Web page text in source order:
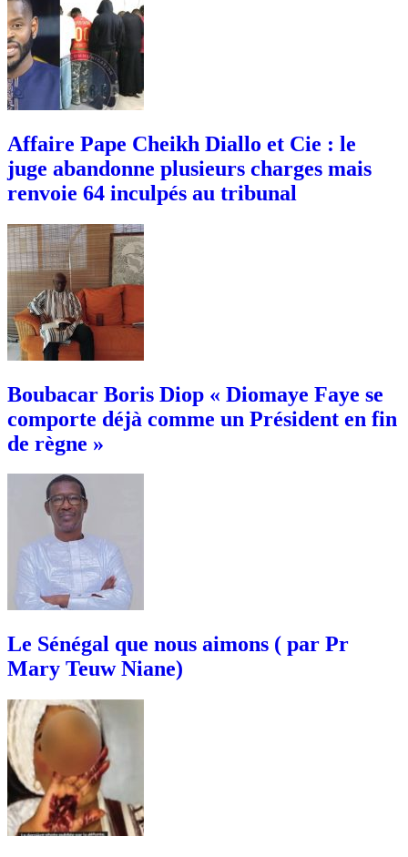
Affaire Pape Cheikh Diallo et Cie : le
juge abandonne plusieurs charges mais
renvoie 64 inculpés au tribunal
Boubacar Boris Diop « Diomaye Faye se
comporte déjà comme un Président en fin
de règne »
Le Sénégal que nous aimons ( par Pr
Mary Teuw Niane)